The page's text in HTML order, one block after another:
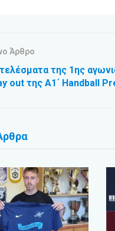
Άρθρο
της 1ης
out της Α1΄ Handball